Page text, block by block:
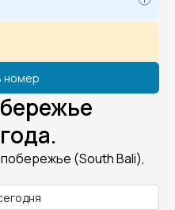
номер
(South Bali),